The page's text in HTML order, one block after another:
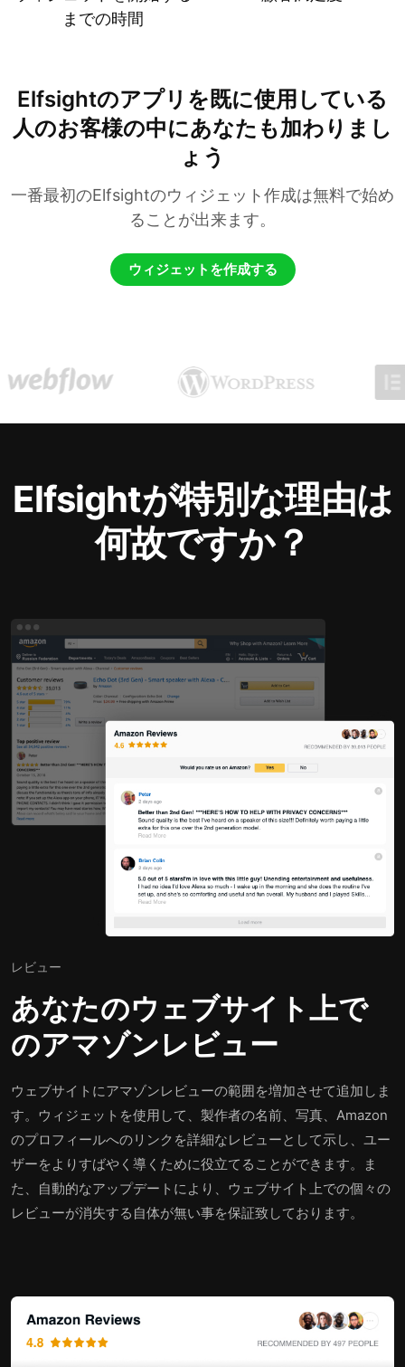
までの時間
Elfsightのアプリを既に使用している
人のお客様の中にあなたも加わりまし
ょう
一番最初のElfsightのウィジェット作成は無料で始め
ることが出来ます。
ウィジェットを作成する
Elfsightが特別な理由は
何故ですか？
レビュー
あなたのウェブサイト上で
のアマゾンレビュー
ウェブサイトにアマゾンレビューの範囲を増加させて追加しま
す。ウィジェットを使用して、製作者の名前、写真、Amazon
のプロフィールへのリンクを詳細なレビューとして示し、ユー
ザーをよりすばやく導くために役立てることができます。ま
た、自動的なアップデートにより、ウェブサイト上での個々の
レビューが消失する自体が無い事を保証致しております。